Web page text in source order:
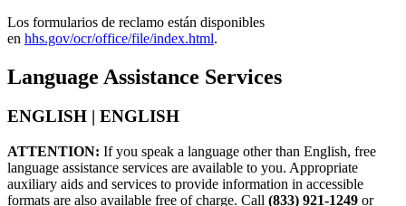
Los formularios de reclamo están disponibles
en hhs.gov/ocr/office/file/index.html.
Language Assistance Services
ENGLISH | ENGLISH
ATTENTION: If you speak a language other than English, free
language assistance services are available to you. Appropriate
auxiliary aids and services to provide information in accessible
formats are also available free of charge. Call (833) 921-1249 or